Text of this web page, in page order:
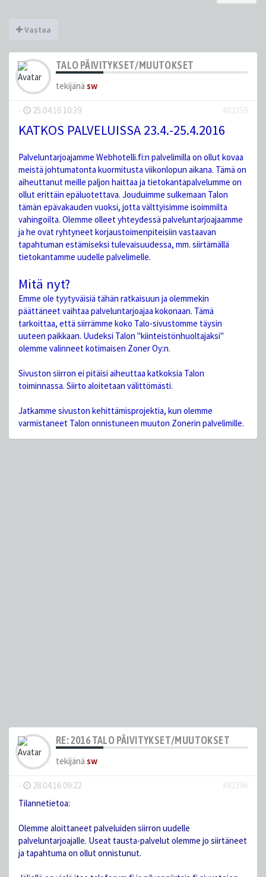
Vastaa
TALO PÄIVITYKSET/MUUTOKSET
tekijänä sw
- 25.04.16 10:39 #82359
KATKOS PALVELUISSA 23.4.-25.4.2016
Palveluntarjoajamme Webhotelli.fi:n palvelimilla on ollut kovaa
meistä johtumatonta kuormitusta viikonlopun aikana. Tämä on
aiheuttanut meille paljon haittaa ja tietokantapalvelumme on
ollut erittäin epäluotettava. Jouduimme sulkemaan Talon
tämän epävakauden vuoksi, jotta välttyisimme isoimmilta
vahingoilta. Olemme olleet yhteydessä palveluntarjoajaamme
ja he ovat ryhtyneet korjaustoimenpiteisiin vastaavan
tapahtuman estämiseksi tulevaisuudessa, mm. siirtämällä
tietokantamme uudelle palvelimelle.
Mitä nyt?
Emme ole tyytyväisiä tähän ratkaisuun ja olemmekin
päättäneet vaihtaa palveluntarjoajaa kokonaan. Tämä
tarkoittaa, että siirrämme koko Talo-sivustomme täysin
uuteen paikkaan. Uudeksi Talon "kiinteistönhuoltajaksi"
olemme valinneet kotimaisen Zoner Oy:n.
Sivuston siirron ei pitäisi aiheuttaa katkoksia Talon
toiminnassa. Siirto aloitetaan välittömästi.
Jatkamme sivuston kehittämisprojektia, kun olemme
varmistaneet Talon onnistuneen muuton Zonerin palvelimille.
RE: 2016 TALO PÄIVITYKSET/MUUTOKSET
tekijänä sw
- 28.04.16 09:22
#82396
Tilannetietoa:
Olemme aloittaneet palveluiden siirron uudelle
palveluntarjoajalle. Useat tausta-palvelut olemme jo siirtäneet
ja tapahtuma on ollut onnistunut.